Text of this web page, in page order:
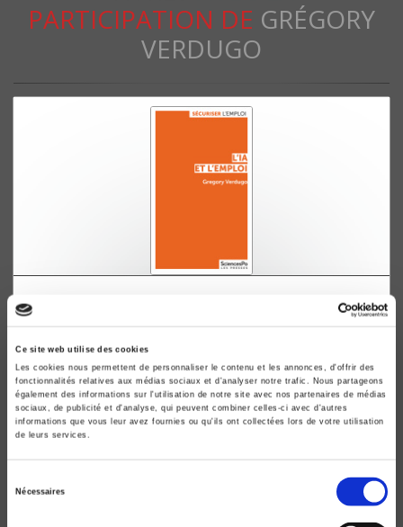
Ce site web utilise des cookies
Les cookies nous permettent de personnaliser le contenu et les annonces, d'offrir des
fonctionnalités relatives aux médias sociaux et d'analyser notre trafic. Nous partageons
également des informations sur l'utilisation de notre site avec nos partenaires de médias
sociaux, de publicité et d'analyse, qui peuvent combiner celles-ci avec d'autres
informations que vous leur avez fournies ou qu'ils ont collectées lors de votre utilisation
de leurs services.
Nécessaires
PARTICIPATION DE GRÉGORY
VERDUGO
L'IA et l'emploi
Grégory Verdugo